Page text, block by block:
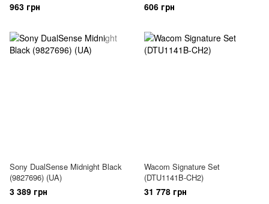
963 грн 606 грн
Sony DualSense Midnight Black
(9827696) (UA)
3 389 грн
Wacom Signature Set
(DTU1141B-CH2)
31 778 грн